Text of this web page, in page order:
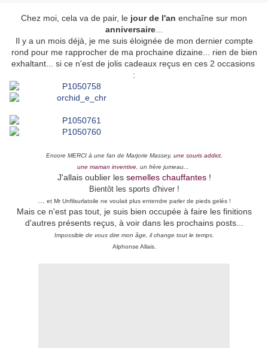
Chez moi, cela va de pair, le jour de l'an enchaîne sur mon
anniversaire
Il y a un mois déjà, je me suis éloignée de mon dernier compte
rond pour me rapprocher de ma prochaine dizaine... rien de bien
exhaltant... si ce n'est de jolis cadeaux reçus en ces 2 occasions
:
Encore MERCI à une fan de Marjorie Massey, une souris addict,
une maman inventive , un frère jumeau...
J'allais oublier les semelles chauffantes !
Bientôt les sports d'hiver !
... et Mr Unfilsurlatoile ne voulait plus entendre parler de pieds gelés !
Mais ce n'est pas tout, je suis bien occupée à faire les finitions
d'autres présents reçus, à voir dans les prochains posts...
Impossible de vous dire mon âge, il change tout le temps.
Alphonse Allais.